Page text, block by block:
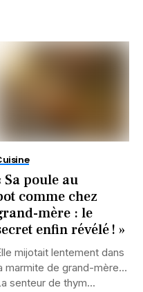
Sa poule au
comme chez
mère : le
enfin révélé ! »
mijotait lentement dans
marmite de grand-mère…
senteur de thym...